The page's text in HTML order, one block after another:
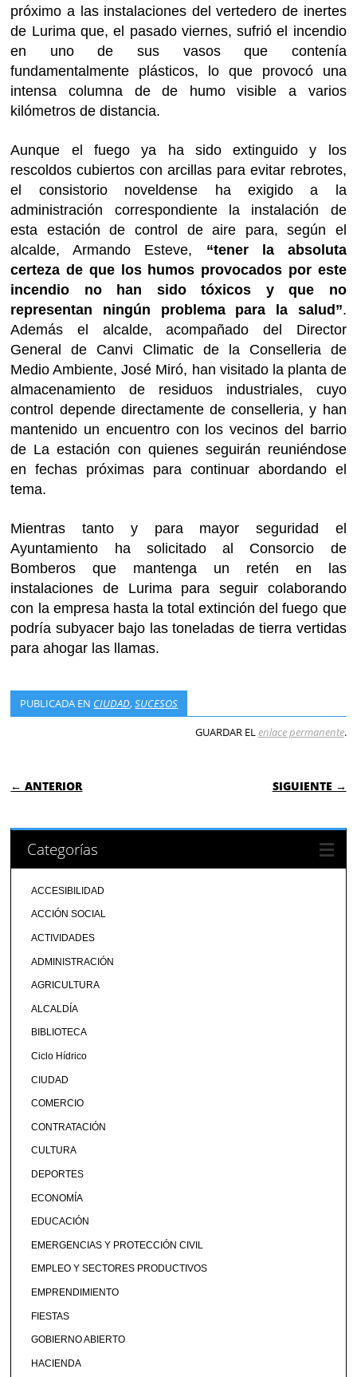
próximo a las instalaciones del vertedero de inertes
de Lurima que, el pasado viernes, sufrió el incendio
en uno de sus vasos que contenía
fundamentalmente plásticos, lo que provocó una
intensa columna de de humo visible a varios
kilómetros de distancia.
Aunque el fuego ya ha sido extinguido y los
rescoldos cubiertos con arcillas para evitar rebrotes,
el consistorio noveldense ha exigido a la
administración correspondiente la instalación de
esta estación de control de aire para, según el
alcalde, Armando Esteve, “tener la absoluta
certeza de que los humos provocados por este
incendio no han sido tóxicos y que no
representan ningún problema para la salud”.
Además el alcalde, acompañado del Director
General de Canvi Climatic de la Conselleria de
Medio Ambiente, José Miró, han visitado la planta de
almacenamiento de residuos industriales, cuyo
control depende directamente de conselleria, y han
mantenido un encuentro con los vecinos del barrio
de La estación con quienes seguirán reuniéndose
en fechas próximas para continuar abordando el
tema.
Mientras tanto y para mayor seguridad el
Ayuntamiento ha solicitado al Consorcio de
Bomberos que mantenga un retén en las
instalaciones de Lurima para seguir colaborando
con la empresa hasta la total extinción del fuego que
podría subyacer bajo las toneladas de tierra vertidas
para ahogar las llamas.
PUBLICADA EN CIUDAD,SUCESOS
GUARDAR ELenlace permanente.
NAVEGACIÓN DE ENTRADAS
← ANTERIOR SIGUIENTE →
Categorías
ACCESIBILIDAD
ACCIÓN SOCIAL
ACTIVIDADES
ADMINISTRACIÓN
AGRICULTURA
ALCALDÍA
BIBLIOTECA
Ciclo Hídrico
CIUDAD
COMERCIO
CONTRATACIÓN
CULTURA
DEPORTES
ECONOMÍA
EDUCACIÓN
EMERGENCIAS Y PROTECCIÓN CIVIL
EMPLEO Y SECTORES PRODUCTIVOS
EMPRENDIMIENTO
FIESTAS
GOBIERNO ABIERTO
HACIENDA